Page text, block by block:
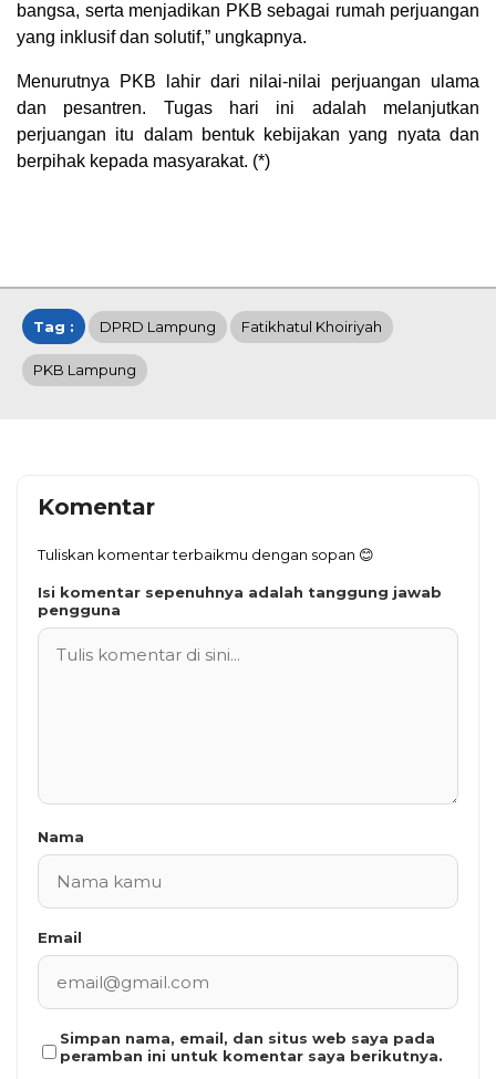
bangsa, serta menjadikan PKB sebagai rumah perjuangan
yang inklusif dan solutif,” ungkapnya.
Menurutnya PKB lahir dari nilai-nilai perjuangan ulama
dan pesantren. Tugas hari ini adalah melanjutkan
perjuangan itu dalam bentuk kebijakan yang nyata dan
berpihak kepada masyarakat. (*)
Tag : DPRD Lampung Fatikhatul Khoiriyah
PKB Lampung
Komentar
Tuliskan komentar terbaikmu dengan sopan 😊
Isi komentar sepenuhnya adalah tanggung jawab
pengguna
Nama
Email
Simpan nama, email, dan situs web saya pada
peramban ini untuk komentar saya berikutnya.